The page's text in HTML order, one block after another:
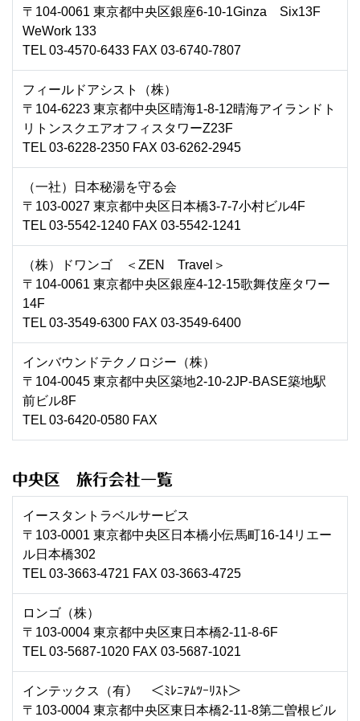
〒104-0061 東京都中央区銀座6-10-1Ginza Six13F
WeWork 133
TEL 03-4570-6433 FAX 03-6740-7807
フィールドアシスト（株）
〒104-6223 東京都中央区晴海1-8-12晴海アイランドト
リトンスクエアオフィスタワーZ23F
TEL 03-6228-2350 FAX 03-6262-2945
（一社）日本秘湯を守る会
〒103-0027 東京都中央区日本橋3-7-7小村ビル4F
TEL 03-5542-1240 FAX 03-5542-1241
（株）ドワンゴ ＜ZEN Travel＞
〒104-0061 東京都中央区銀座4-12-15歌舞伎座タワー
14F
TEL 03-3549-6300 FAX 03-3549-6400
インバウンドテクノロジー（株）
〒104-0045 東京都中央区築地2-10-2JP-BASE築地駅
前ビル8F
TEL 03-6420-0580 FAX
中央区 旅行会社一覧
イースタントラベルサービス
〒103-0001 東京都中央区日本橋小伝馬町16-14リエー
ル日本橋302
TEL 03-3663-4721 FAX 03-3663-4725
ロンゴ（株）
〒103-0004 東京都中央区東日本橋2-11-8-6F
TEL 03-5687-1020 FAX 03-5687-1021
インテックス（有） ＜ﾐﾚﾆｱﾑﾂｰﾘｽﾄ＞
〒103-0004 東京都中央区東日本橋2-11-8第二曽根ビル